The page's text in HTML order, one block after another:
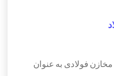
فولادی به عنوان